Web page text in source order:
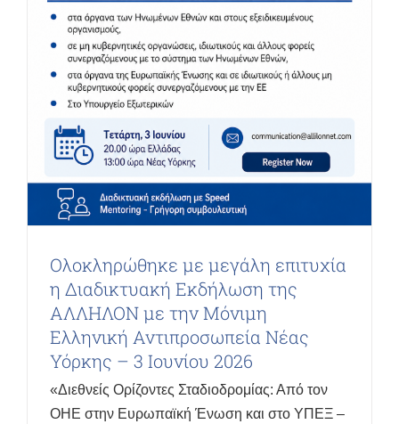
Ολοκληρώθηκε με μεγάλη επιτυχία
η Διαδικτυακή Εκδήλωση της
ΑΛΛΗΛΟΝ με την Μόνιμη
Ελληνική Αντιπροσωπεία Νέας
Υόρκης – 3 Ιουνίου 2026
«Διεθνείς Ορίζοντες Σταδιοδρομίας: Από τον
ΟΗΕ στην Ευρωπαϊκή Ένωση και στο ΥΠΕΞ –